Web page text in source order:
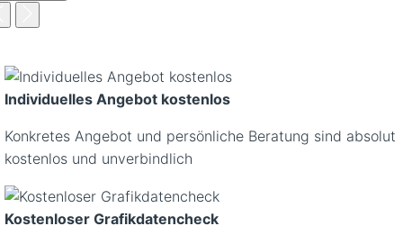
Individuelles Angebot kostenlos
Konkretes Angebot und persönliche Beratung sind absolut
kostenlos und unverbindlich
Kostenloser Grafikdatencheck